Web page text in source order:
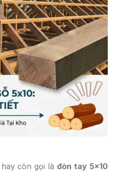
còn gọi làđòn tay 5×10